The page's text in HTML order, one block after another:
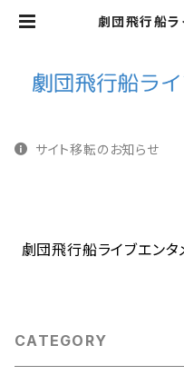
劇団飛行船ラ
サイト移転のお知らせ
劇団飛行船ライブエンタ
CATEGORY